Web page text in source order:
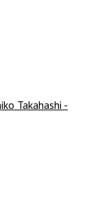
Takahashi -